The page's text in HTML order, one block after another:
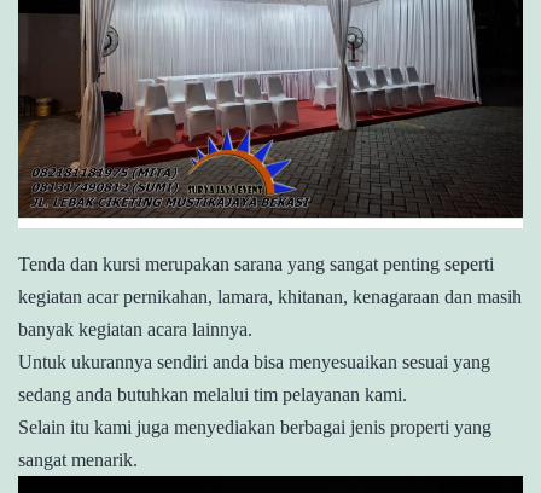
Tenda dan kursi merupakan sarana yang sangat penting seperti
kegiatan acar pernikahan, lamara, khitanan, kenagaraan dan masih
banyak kegiatan acara lainnya.
Untuk ukurannya sendiri anda bisa menyesuaikan sesuai yang
sedang anda butuhkan melalui tim pelayanan kami.
Selain itu kami juga menyediakan berbagai jenis properti yang
sangat menarik.